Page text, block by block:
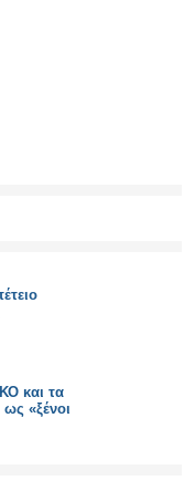
και τα
«ξένοι